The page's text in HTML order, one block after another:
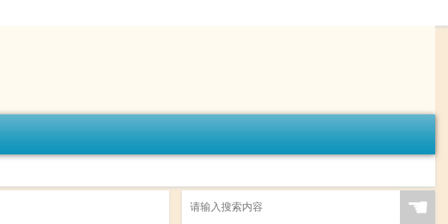
☚